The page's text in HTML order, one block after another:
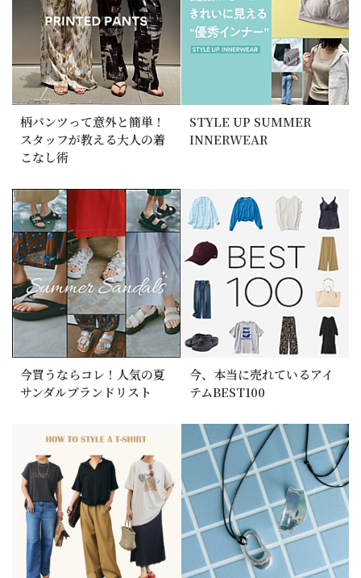
柄パンツって意外と簡単！
スタッフが教える大人の着
こなし術
STYLE UP SUMMER
INNERWEAR
今買うならコレ！人気の夏
サンダルブランドリスト
今、本当に売れているアイ
テムBEST100